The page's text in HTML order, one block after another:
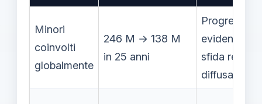
Minori
coinvolti
globalmente
246 M → 138 M
in 25 anni
Progresso
evidente,
sfida resta
diffusa